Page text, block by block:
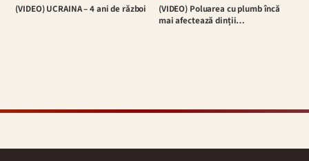
(VIDEO) UCRAINA – 4 ani de război
(VIDEO) Poluarea cu plumb încă
mai afectează dinții…